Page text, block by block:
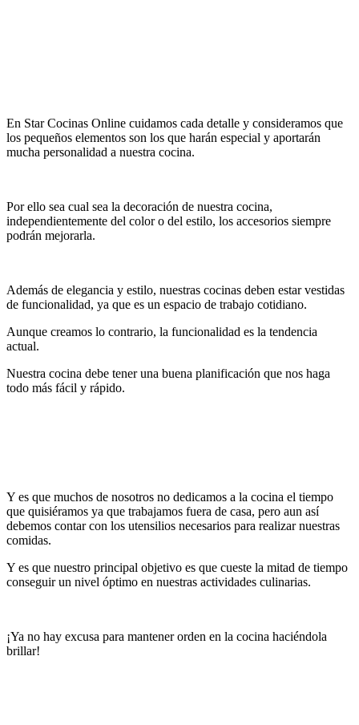
En Star Cocinas Online cuidamos cada detalle y consideramos que
los pequeños elementos son los que harán especial y aportarán
mucha personalidad a nuestra cocina.
Por ello sea cual sea la decoración de nuestra cocina,
independientemente del color o del estilo, los accesorios siempre
podrán mejorarla.
Además de elegancia y estilo, nuestras cocinas deben estar vestidas
de funcionalidad, ya que es un espacio de trabajo cotidiano.
Aunque creamos lo contrario, la funcionalidad es la tendencia
actual.
Nuestra cocina debe tener una buena planificación que nos haga
todo más fácil y rápido.
Y es que muchos de nosotros no dedicamos a la cocina el tiempo
que quisiéramos ya que trabajamos fuera de casa, pero aun así
debemos contar con los utensilios necesarios para realizar nuestras
comidas.
Y es que nuestro principal objetivo es que cueste la mitad de tiempo
conseguir un nivel óptimo en nuestras actividades culinarias.
¡Ya no hay excusa para mantener orden en la cocina haciéndola
brillar!